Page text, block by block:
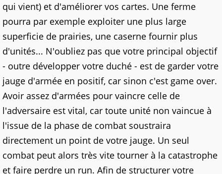
qui vient) et d'améliorer vos cartes. Une ferme
pourra par exemple exploiter une plus large
superficie de prairies, une caserne fournir plus
d'unités... N'oubliez pas que votre principal objectif
- outre développer votre duché - est de garder votre
jauge d'armée en positif, car sinon c'est game over.
Avoir assez d'armées pour vaincre celle de
l'adversaire est vital, car toute unité non vaincue à
l'issue de la phase de combat soustraira
directement un point de votre jauge. Un seul
combat peut alors très vite tourner à la catastrophe
et faire perdre un run. Afin de structurer votre